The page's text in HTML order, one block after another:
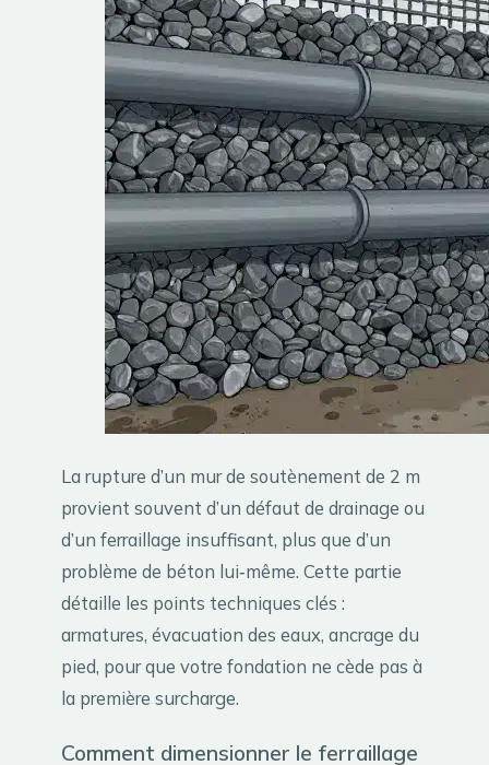
La rupture d’un mur de soutènement de 2 m
provient souvent d’un défaut de drainage ou
d’un ferraillage insuffisant, plus que d’un
problème de béton lui‑même. Cette partie
détaille les points techniques clés :
armatures, évacuation des eaux, ancrage du
pied, pour que votre fondation ne cède pas à
la première surcharge.
Comment dimensionner le ferraillage